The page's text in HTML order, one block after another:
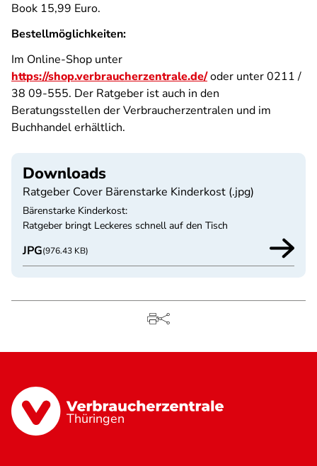
Book 15,99 Euro.
Bestellmöglichkeiten:
Im Online-Shop unter
https://shop.verbraucherzentrale.de/oder unter 0211 /
38 09-555. Der Ratgeber ist auch in den
Beratungsstellen der Verbraucherzentralen und im
Buchhandel erhältlich.
Downloads
Ratgeber Cover Bärenstarke Kinderkost (.jpg)
Bärenstarke Kinderkost:
Ratgeber bringt Leckeres schnell auf den Tisch
JPG(976.43 KB)
Thüringen